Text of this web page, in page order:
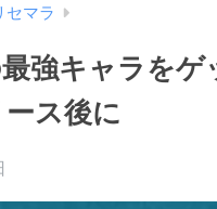
セマラ
強キャラを
ス後に